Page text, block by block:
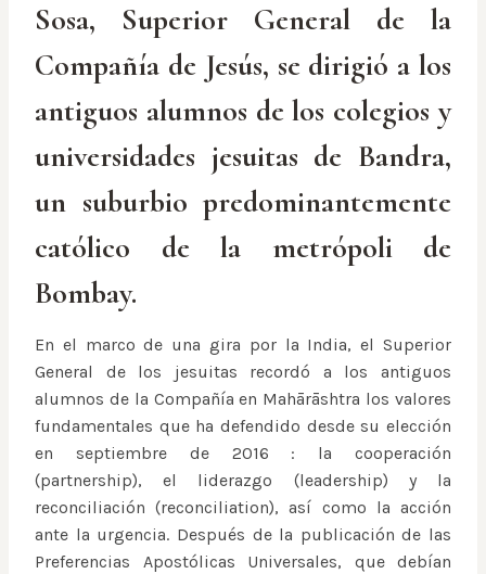
Sosa, Superior General de la
Compañía de Jesús, se dirigió a los
antiguos alumnos de los colegios y
universidades jesuitas de Bandra,
un suburbio predominantemente
católico de la metrópoli de
Bombay.
En el marco de una gira por la India, el Superior
General de los jesuitas recordó a los antiguos
alumnos de la Compañía en Mahārāshtra los valores
fundamentales que ha defendido desde su elección
en septiembre de 2016 : la cooperación
(partnership), el liderazgo (leadership) y la
reconciliación (reconciliation), así como la acción
ante la urgencia. Después de la publicación de las
Preferencias Apostólicas Universales, que debían